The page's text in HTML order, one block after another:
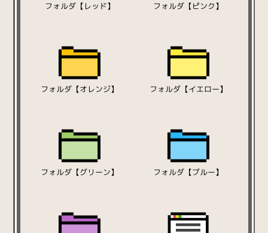
フォルダ【レッド】 フォルダ【ピンク】
フォルダ【オレンジ】 フォルダ【イエロー】
フォルダ【グリーン】 フォルダ【ブルー】